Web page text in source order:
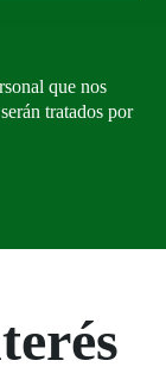
que nos
tratados por